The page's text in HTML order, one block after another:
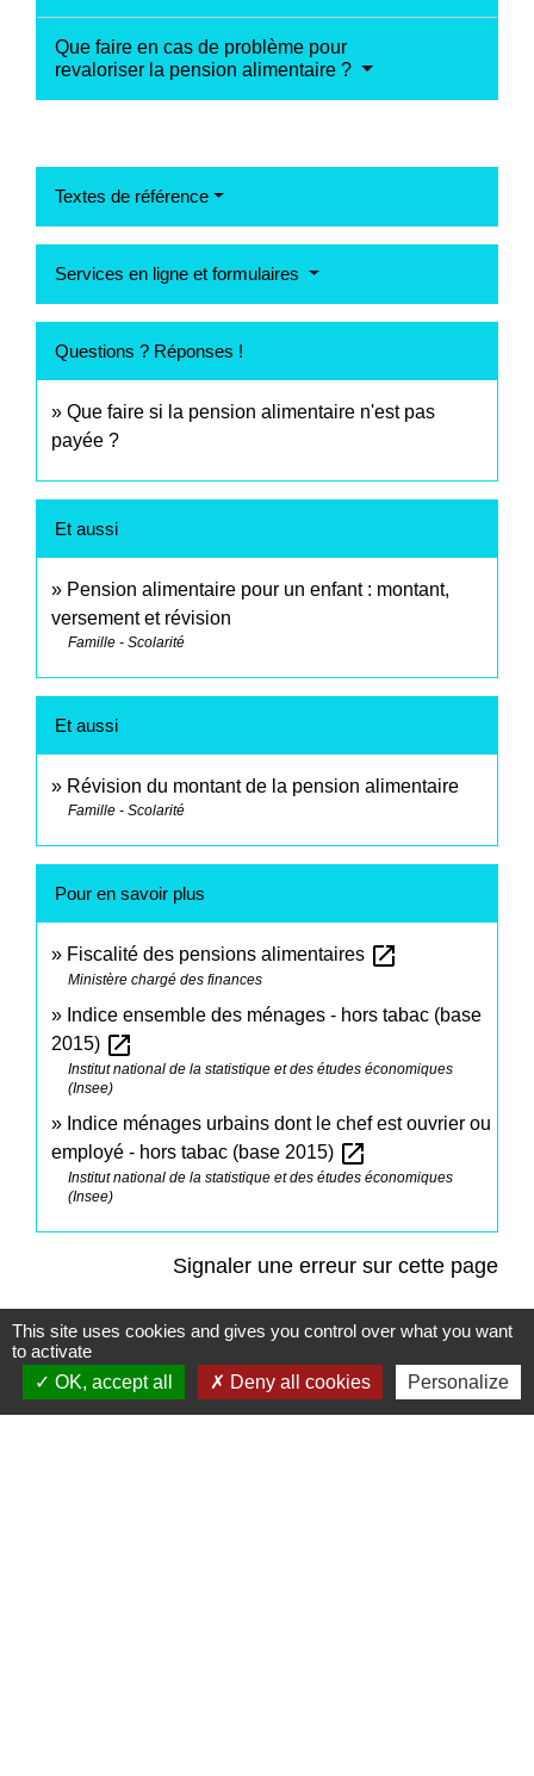
Que faire en cas de problème pour
revaloriser la pension alimentaire ?
Textes de référence
Services en ligne et formulaires
Questions ? Réponses !
Que faire si la pension alimentaire n'est pas
payée ?
Et aussi
Pension alimentaire pour un enfant : montant,
versement et révision
Famille - Scolarité
Et aussi
Révision du montant de la pension alimentaire
Famille - Scolarité
Pour en savoir plus
Fiscalité des pensions alimentaires open_in_new
Ministère chargé des finances
Indice ensemble des ménages - hors tabac (base
2015) open_in_new
Institut national de la statistique et des études économiques
(Insee)
Indice ménages urbains dont le chef est ouvrier ou
employé - hors tabac (base 2015) open_in_new
Institut national de la statistique et des études économiques
(Insee)
Signaler une erreur sur cette page
Contacts
This site uses cookies and gives you control over what you want
to activate
OK, accept all
Deny all cookies Personalize